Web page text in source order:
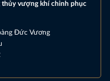
thủy vượng khí chinh phục
Đức Vương